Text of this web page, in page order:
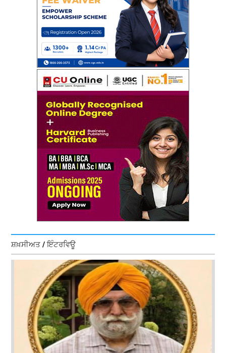
ਸ਼ਖ਼ਸੀਅਤ / ਇੰਟਰਵਿਊ